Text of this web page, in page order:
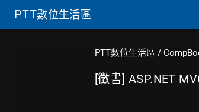
PTT數位生活區
PTT數位生活區 /
[徵書] ASP.NET